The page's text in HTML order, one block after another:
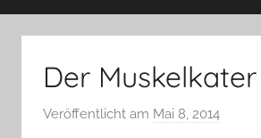
Rezensionen,
Der
Veröffentlicht am Mai 8, 2014